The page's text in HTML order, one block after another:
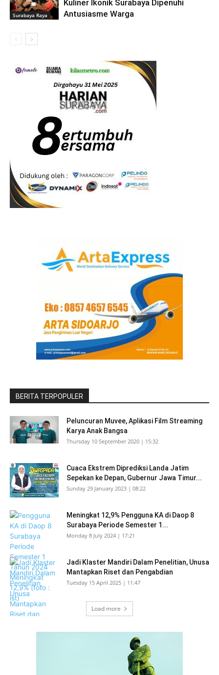
Surabaya Raya
Kuliner Ikonik Surabaya Dipenuhi
Antusiasme Warga
BERITA TERPOPULER
Peluncuran Muvee, Aplikasi Film Streaming
Karya Anak Bangsa
Thursday 10 September 2020 | 15:32
Cuaca Ekstrem Diprediksi Landa Jatim
Sepekan ke Depan, Gubernur Jawa Timur...
Sunday 29 January 2023 | 08:22
Meningkat 12,9% Pengguna KA di Daop 8
Surabaya Periode Semester 1...
Monday 8 July 2024 | 17:21
Jadi Klaster Mandiri Dalam Penelitian, Unusa
Mantapkan Riset dan Pengabdian
Tuesday 15 April 2025 | 11:47
Load more